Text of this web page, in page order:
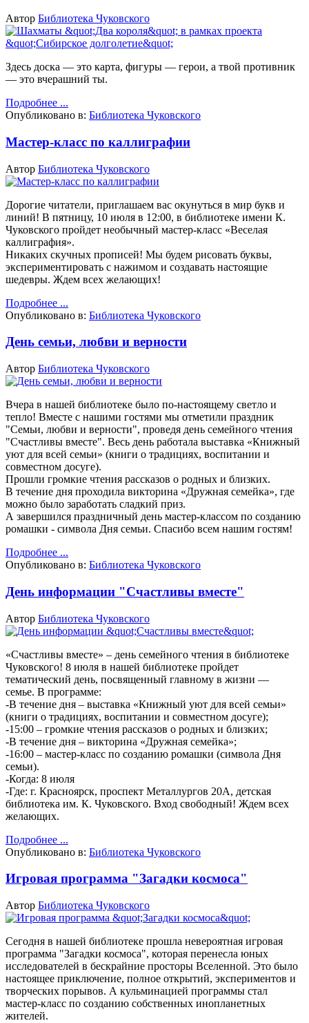
Автор Библиотека Чуковского
Здесь доска — это карта, фигуры — герои, а твой противник
— это вчерашний ты.
Подробнее ...
Опубликовано в: Библиотека Чуковского
Мастер-класс по каллиграфии
Автор Библиотека Чуковского
Дорогие читатели, приглашаем вас окунуться в мир букв и
линий! В пятницу, 10 июля в 12:00, в библиотеке имени К.
Чуковского пройдет необычный мастер-класс «Веселая
каллиграфия».
Никаких скучных прописей! Мы будем рисовать буквы,
экспериментировать с нажимом и создавать настоящие
шедевры. Ждем всех желающих!
Подробнее ...
Опубликовано в: Библиотека Чуковского
День семьи, любви и верности
Автор Библиотека Чуковского
Вчера в нашей библиотеке было по-настоящему светло и
тепло! Вместе с нашими гостями мы отметили праздник
"Семьи, любви и верности", проведя день семейного чтения
"Счастливы вместе". Весь день работала выставка «Книжный
уют для всей семьи» (книги о традициях, воспитании и
совместном досуге).
Прошли громкие чтения рассказов о родных и близких.
В течение дня проходила викторина «Дружная семейка», где
можно было заработать сладкий приз.
А завершился праздничный день мастер-классом по созданию
ромашки - символа Дня семьи. Спасибо всем нашим гостям!
Подробнее ...
Опубликовано в: Библиотека Чуковского
День информации "Счастливы вместе"
Автор Библиотека Чуковского
«Счастливы вместе» – день семейного чтения в библиотеке
Чуковского! 8 июля в нашей библиотеке пройдет
тематический день, посвященный главному в жизни —
семье. В программе:
-В течение дня – выставка «Книжный уют для всей семьи»
(книги о традициях, воспитании и совместном досуге);
-15:00 – громкие чтения рассказов о родных и близких;
-В течение дня – викторина «Дружная семейка»;
-16:00 – мастер-класс по созданию ромашки (символа Дня
семьи).
-Когда: 8 июля
-Где: г. Красноярск, проспект Металлургов 20А, детская
библиотека им. К. Чуковского. Вход свободный! Ждем всех
желающих.
Подробнее ...
Опубликовано в: Библиотека Чуковского
Игровая программа "Загадки космоса"
Автор Библиотека Чуковского
Сегодня в нашей библиотеке прошла невероятная игровая
программа "Загадки космоса", которая перенесла юных
исследователей в бескрайние просторы Вселенной. Это было
настоящее приключение, полное открытий, экспериментов и
творческих порывов. А кульминацией программы стал
мастер-класс по созданию собственных инопланетных
жителей.